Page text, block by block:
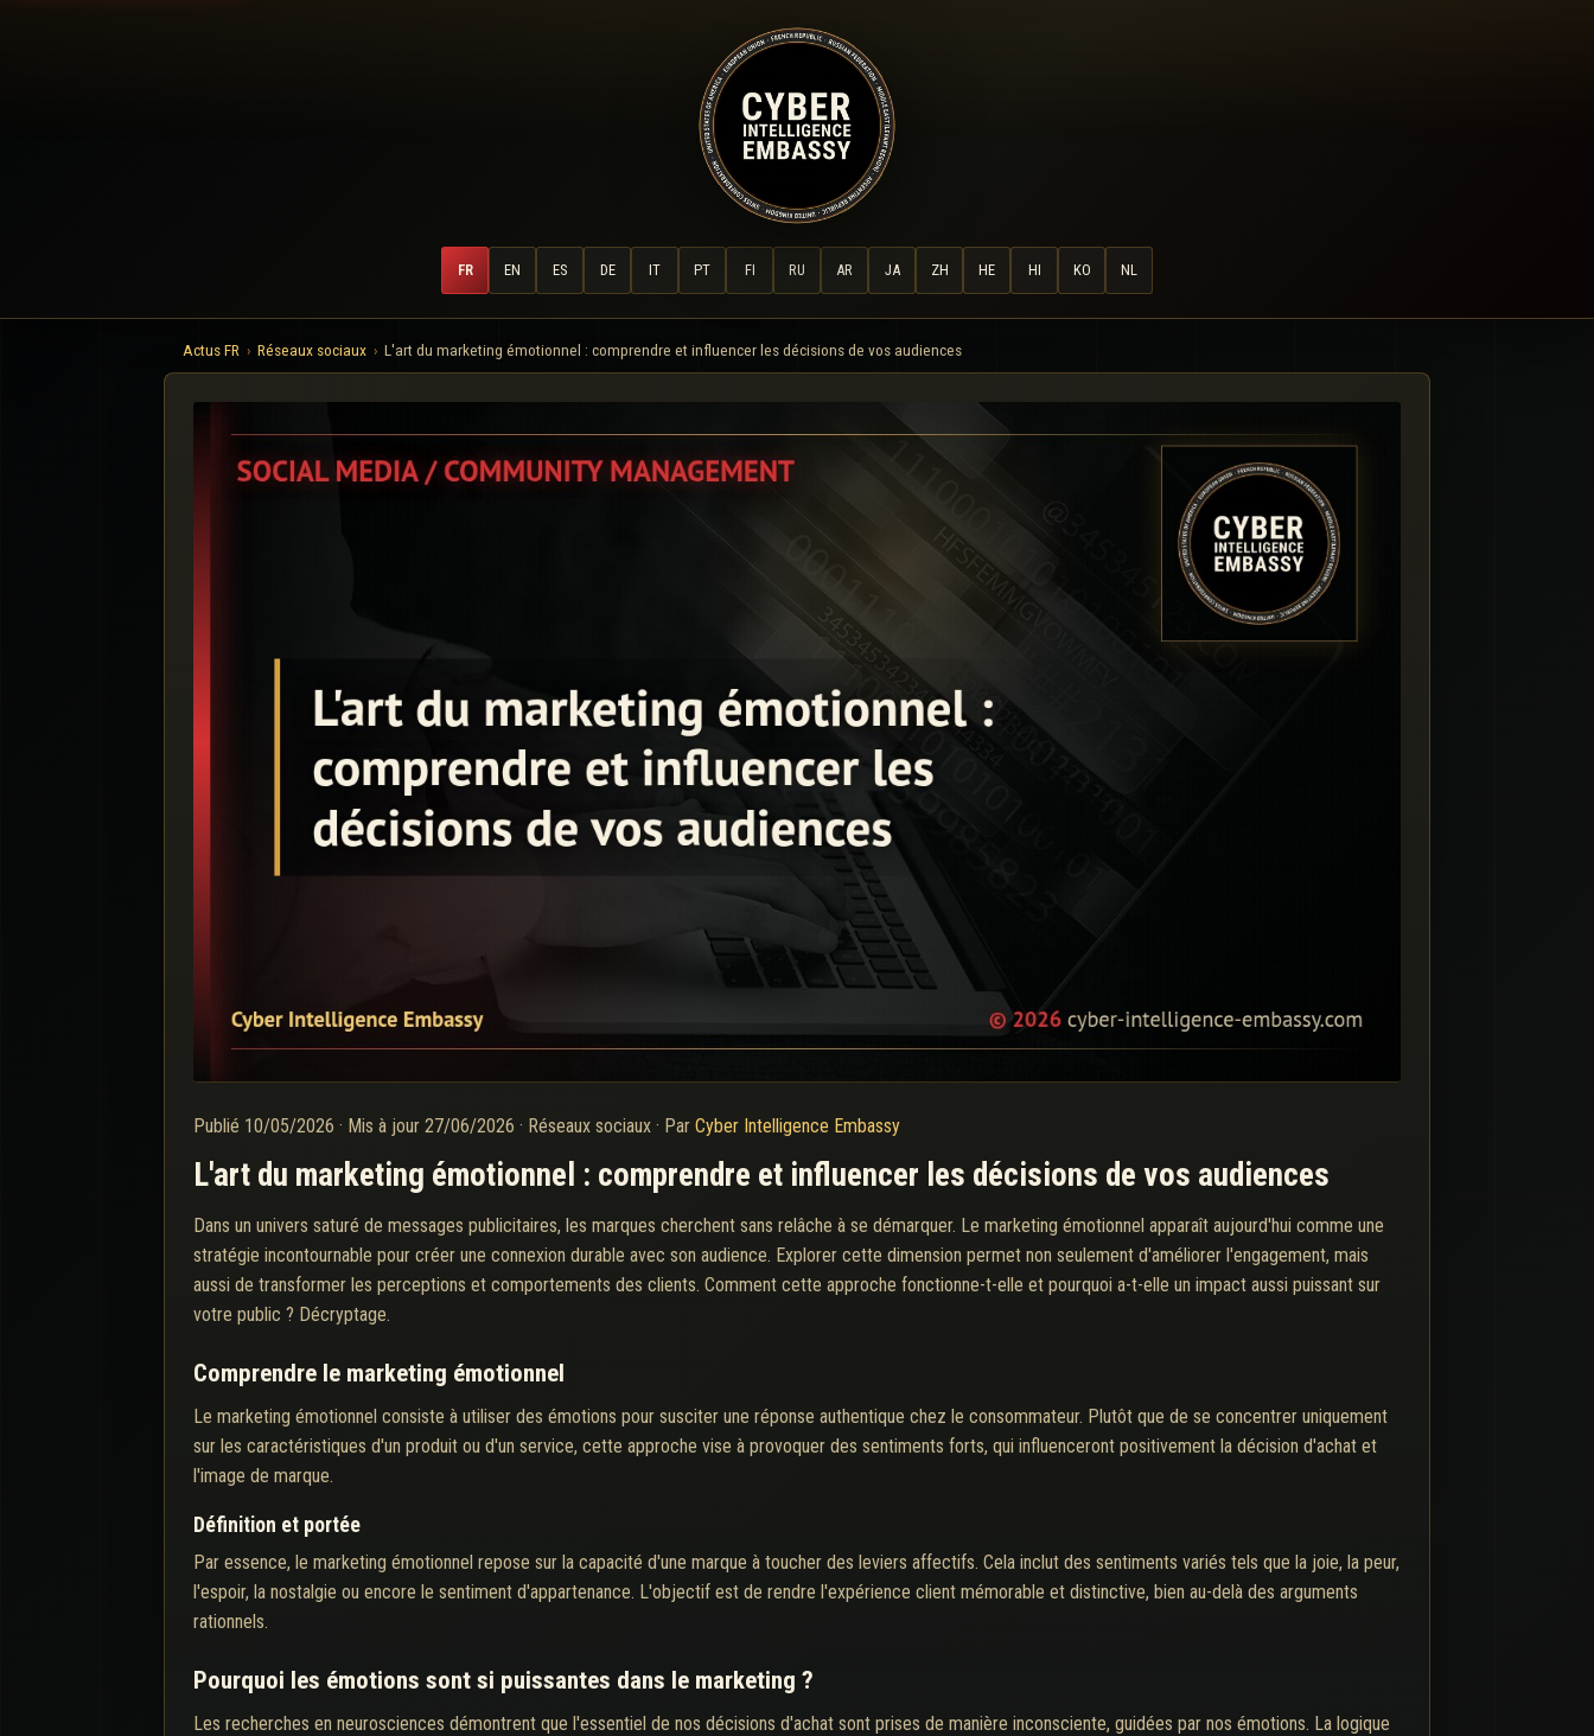
FR EN ES DE IT PT FI RU AR JA ZH HE HI KO NL
Actus FR Réseaux sociaux L'art du marketing émotionnel : comprendre et influencer les décisions de vos audiences
Publié 10/05/2026 · Mis à jour 27/06/2026 · Réseaux sociaux · Par Cyber Intelligence Embassy
L'art du marketing émotionnel : comprendre et influencer les décisions de vos audiences
Dans un univers saturé de messages publicitaires, les marques cherchent sans relâche à se démarquer. Le marketing émotionnel apparaît aujourd'hui comme une
stratégie incontournable pour créer une connexion durable avec son audience. Explorer cette dimension permet non seulement d'améliorer l'engagement, mais
aussi de transformer les perceptions et comportements des clients. Comment cette approche fonctionne-t-elle et pourquoi a-t-elle un impact aussi puissant sur
votre public ? Décryptage.
Comprendre le marketing émotionnel
Le marketing émotionnel consiste à utiliser des émotions pour susciter une réponse authentique chez le consommateur. Plutôt que de se concentrer uniquement
sur les caractéristiques d'un produit ou d'un service, cette approche vise à provoquer des sentiments forts, qui influenceront positivement la décision d'achat et
l'image de marque.
Définition et portée
Par essence, le marketing émotionnel repose sur la capacité d'une marque à toucher des leviers affectifs. Cela inclut des sentiments variés tels que la joie, la peur,
l'espoir, la nostalgie ou encore le sentiment d'appartenance. L'objectif est de rendre l'expérience client mémorable et distinctive, bien au-delà des arguments
rationnels.
Pourquoi les émotions sont si puissantes dans le marketing ?
Les recherches en neurosciences démontrent que l'essentiel de nos décisions d'achat sont prises de manière inconsciente, guidées par nos émotions. La logique